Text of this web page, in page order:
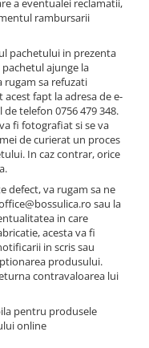
a eventualei reclamatii,
rambursarii
pachetului in prezenta
ajunge la
sa refuzati
fapt la adresa de e-
telefon 0756 479 348.
fi fotografiat si se va
de curierat un proces
In caz contrar, orice
defect, va rugam sa ne
sau la
in care
acesta va fi
in scris sau
produsului.
contravaloarea lui
pentru produsele
online